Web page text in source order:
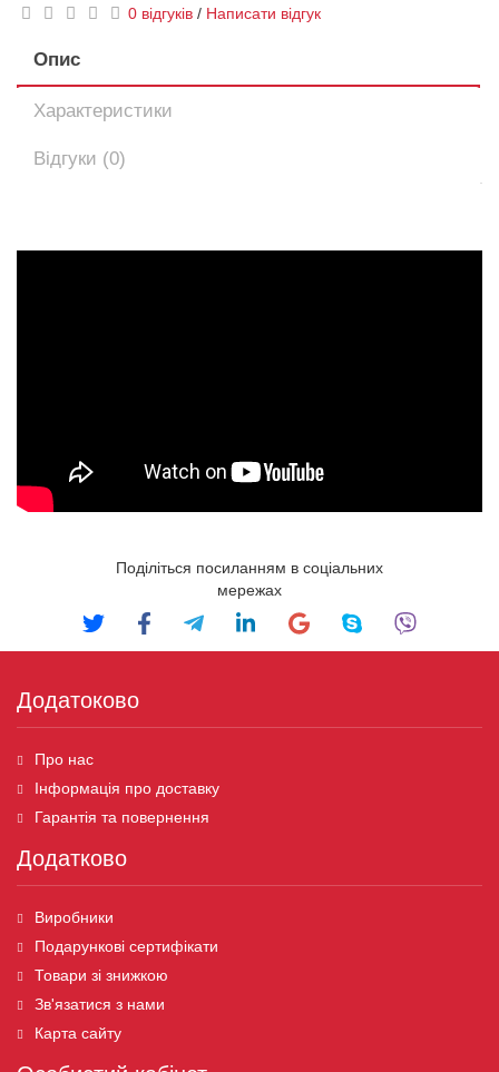
0 відгуків / Написати відгук
Опис
Характеристики
Відгуки (0)
Поділіться посиланням в соціальних
мережах
Додатоково
Про нас
Інформація про доставку
Гарантія та повернення
Додатково
Виробники
Подарункові сертифікати
Товари зі знижкою
Зв'язатися з нами
Карта сайту